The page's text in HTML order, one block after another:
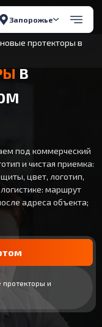
Запорожье
протекторы в
В
под коммерческий
и чистая приемка:
цвет, логотип,
маршрут
адреса объекта;
и